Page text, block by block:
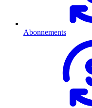
Abonnements